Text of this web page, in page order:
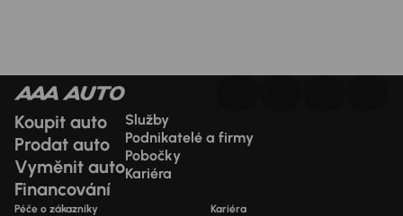
Koupit auto
Prodat auto
Vyměnit auto
Financování
Služby
Podnikatelé a firmy
Pobočky
Kariéra
Péče o zákazníky Kariéra